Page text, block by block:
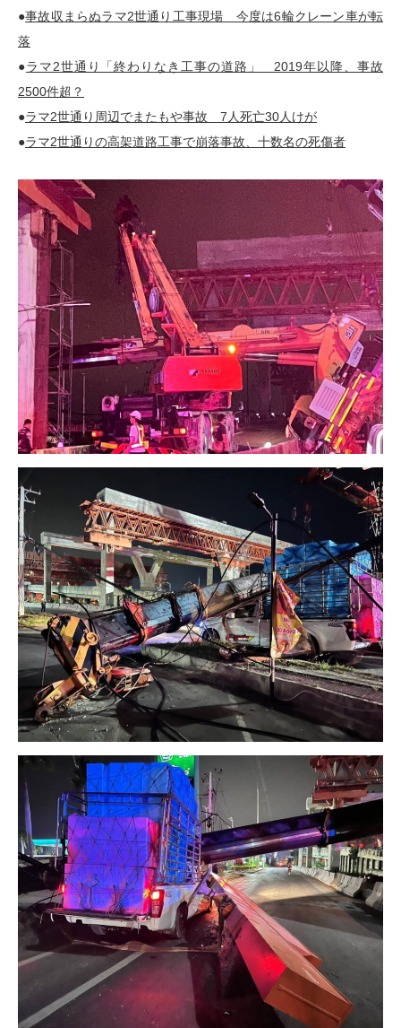
●事故収まらぬラマ2世通り工事現場 今度は6輪クレーン車が転
落
●ラマ2世通り「終わりなき工事の道路」 2019年以降、事故
2500件超？
●ラマ2世通り周辺でまたもや事故 7人死亡30人けが
●ラマ2世通りの高架道路工事で崩落事故、十数名の死傷者